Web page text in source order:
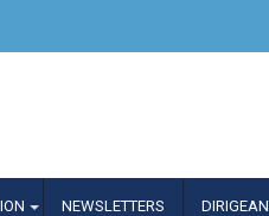
NEWSLETTERS